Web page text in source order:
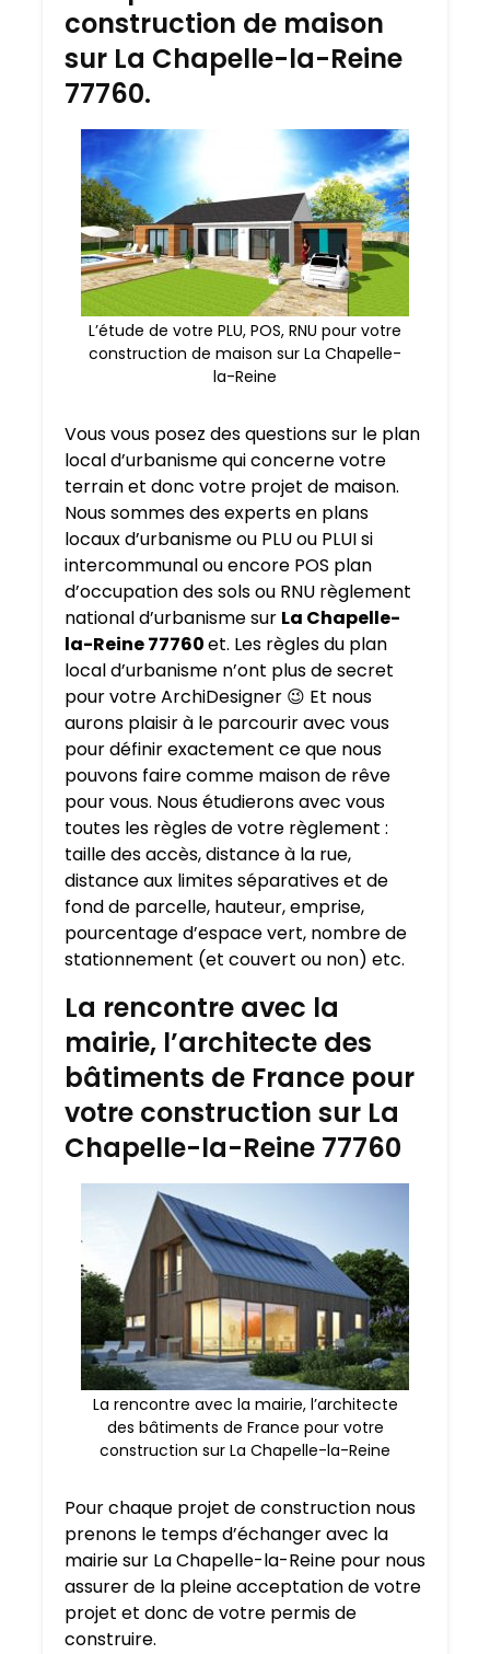
construction de maison
sur La Chapelle-la-Reine
77760.
L’étude de votre PLU, POS, RNU pour votre
construction de maison sur La Chapelle-
la-Reine
Vous vous posez des questions sur le plan
local d’urbanisme qui concerne votre
terrain et donc votre projet de maison.
Nous sommes des experts en plans
locaux d’urbanisme ou PLU ou PLUI si
intercommunal ou encore POS plan
d’occupation des sols ou RNU règlement
national d’urbanisme sur La Chapelle-
la-Reine 77760et. Les règles du plan
local d’urbanisme n’ont plus de secret
pour votre ArchiDesigner 😉 Et nous
aurons plaisir à le parcourir avec vous
pour définir exactement ce que nous
pouvons faire comme maison de rêve
pour vous. Nous étudierons avec vous
toutes les règles de votre règlement :
taille des accès, distance à la rue,
distance aux limites séparatives et de
fond de parcelle, hauteur, emprise,
pourcentage d’espace vert, nombre de
stationnement (et couvert ou non) etc.
La rencontre avec la
mairie, l’architecte des
bâtiments de France pour
votre construction sur La
Chapelle-la-Reine 77760
La rencontre avec la mairie, l’architecte
des bâtiments de France pour votre
construction sur La Chapelle-la-Reine
Pour chaque projet de construction nous
prenons le temps d’échanger avec la
mairie sur La Chapelle-la-Reine pour nous
assurer de la pleine acceptation de votre
projet et donc de votre permis de
construire.